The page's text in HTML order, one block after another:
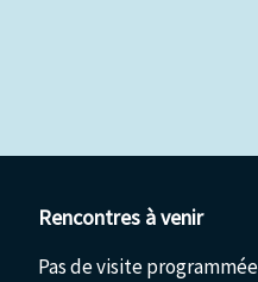
Rencontres à venir
Pas de visite